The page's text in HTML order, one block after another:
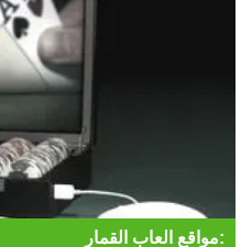
مواقع العاب القمار: